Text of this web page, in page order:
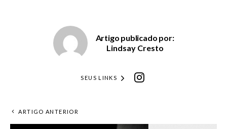
Artigo publicado por:
Lindsay Cresto
SEUS LINKS
ARTIGO ANTERIOR